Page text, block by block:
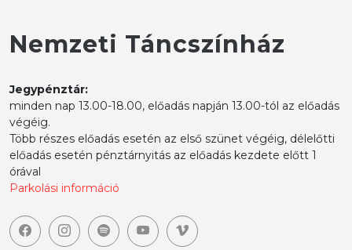
Nemzeti Táncszínház
Jegypénztár:
minden nap 13.00-18.00, előadás napján 13.00-tól az előadás
végéig.
Több részes előadás esetén az első szünet végéig, délelőtti
előadás esetén pénztárnyitás az előadás kezdete előtt 1
órával
Parkolási információ